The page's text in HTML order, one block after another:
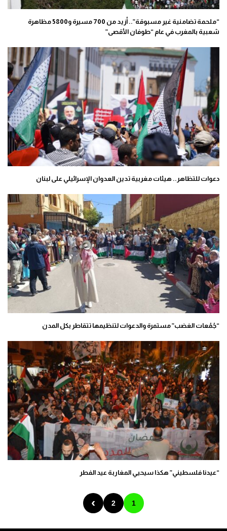
“ملحمة تضامنية غير مسبوقة”.. أزيد من 700 مسيرة و5800 مظاهرة
شعبية بالمغرب في عام “طوفان الأقصى”
دعوات للتظاهر.. هيئات مغربية تدين العدوان الإسرائيلي على لبنان
“جُمُعات الغضب” مستمرة والدعوات لتنظيمها تتقاطر بكل المدن
“عيدنا فلسطيني” هكذا سيحيي المغاربة عيد الفطر
1
2
›